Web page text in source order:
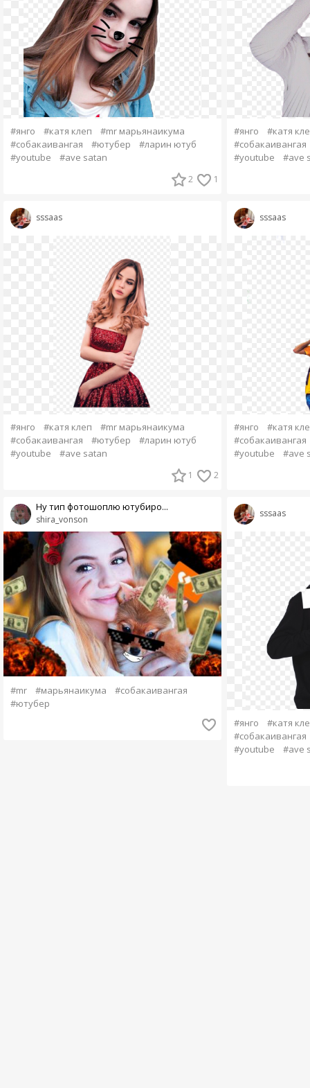
#янго #катя клеп
#mr марьянаикума
#собакаивангая
#ютубер
#ларин ютуб
#youtube
#ave satan
2 1
sssaas
#янго #катя клеп
#mr марьянаикума
#собакаивангая
#ютубер
#ларин ютуб
#youtube
#ave satan
1 2
shira_vonson
Ну тип фотошоплю ютубиро...
#mr #марьянаикума
#собакаивангая
#ютубер
#янго
#катя
#собакаивангая
#youtube
#ave
sssaas
#янго
#катя
#собакаивангая
#youtube
#ave
sssaas
#янго
#катя
#собакаивангая
#youtube
#ave